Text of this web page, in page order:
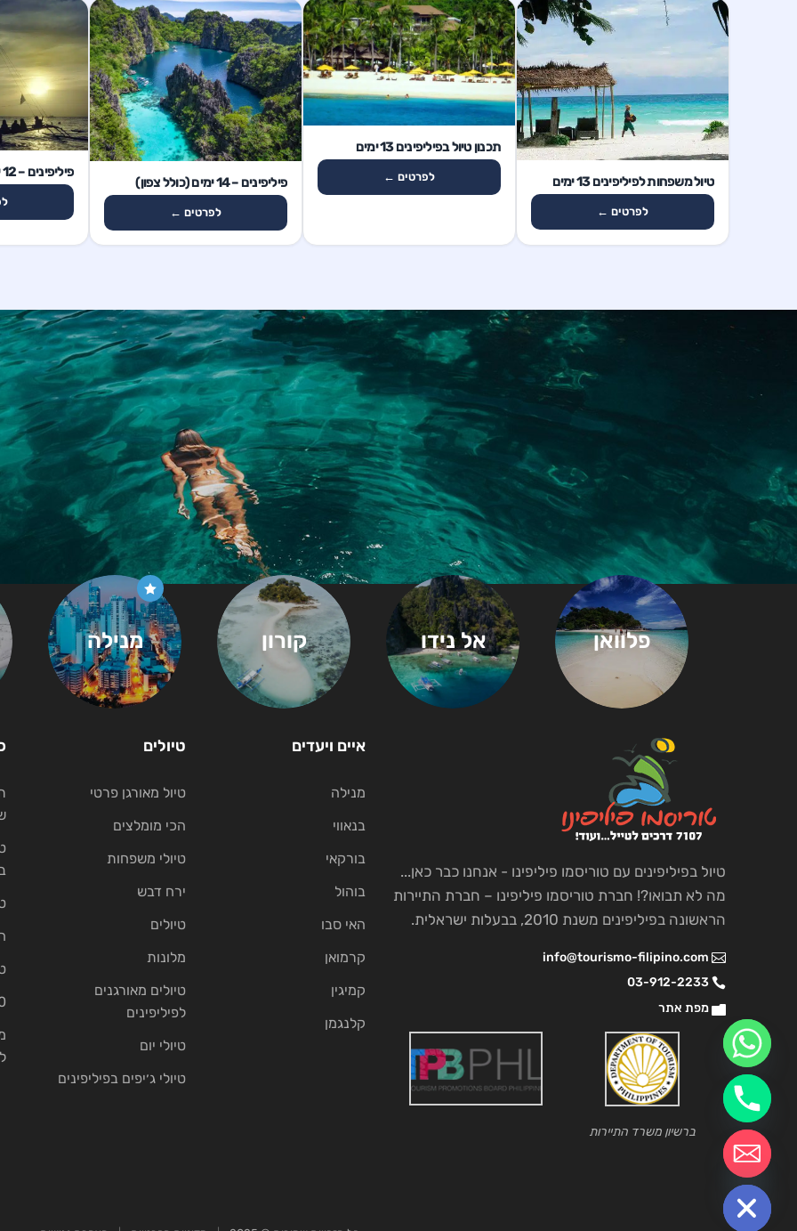
טיול משפחות לפיליפינים 13 ימים
לפרטים ←
תכנון טיול בפיליפינים 13 ימים
לפרטים ← פיליפינים – 14 ימים (כולל צפון)
לפרטים ←
פיליפינים – 12 ימים
פלוואן אל נידו קורון מנילה
טיול בפיליפינים עם טוריסמו פיליפינו - אנחנו כבר כאן...
מה לא תבואו?! חברת טוריסמו פיליפינו – חברת התיירות
הראשונה בפיליפינים משנת 2010, בבעלות ישראלית.
info@tourismo-filipino.com
03-912-2233
מפת אתר
ברשיון משרד התיירות
איים ויעדים
מנילה
בנאווי
בורקאי
בוהול
האי סבו
קרמואן
קמיגין
קלנגמן
טיולים
טיול מאורגן פרטי
הכי מומלצים
טיולי משפחות
ירח דבש
טיולים
מלונות
טיולים מאורגנים
לפיליפינים
טיולי יום
טיולי ג׳יפים בפיליפינים
10
Hide
chaty